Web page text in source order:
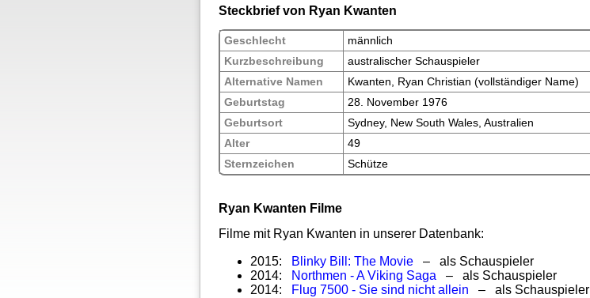
Steckbrief von Ryan Kwanten
Geschlecht
männlich
Kurzbeschreibung
australischer Schauspieler
Alternative Namen
Kwanten, Ryan Christian (vollständiger Name)
Geburtstag
28. November 1976
Geburtsort
Sydney, New South Wales, Australien
Alter
49
Sternzeichen
Schütze
Ryan Kwanten Filme
Filme mit Ryan Kwanten in unserer Datenbank:
2015: Blinky Bill: The Movie – als Schauspieler
2014: Northmen - A Viking Saga – als Schauspieler
2014: Flug 7500 - Sie sind nicht allein – als Schauspieler